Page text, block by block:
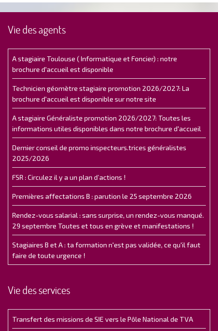
Vie des agents
A stagiaire Toulouse ( Informatique et Foncier) : notre
brochure d'accueil est disponible
Technicien géomètre stagiaire promotion 2026/2027: La
brochure d'accueil est disponible sur notre site
A stagiaire Généraliste promotion 2026/2027: Toutes les
informations utiles disponibles dans notre brochure d'accueil
Dernier conseil de promo inspecteurs.trices généralistes
2025/2026
FSR : Circulez il y a un plan d’actions !
Premières affectations B : parution le 25 septembre 2026
Rendez-vous salarial : sans surprise, un rendez-vous manqué.
29 septembre Toutes et tous en grève et manifestations !
Stagiaires B et A : ta formation n'est pas validée, ce qu'il faut
faire de toute urgence !
Vie des services
Transfert des missions de SIE vers le Pôle National de TVA